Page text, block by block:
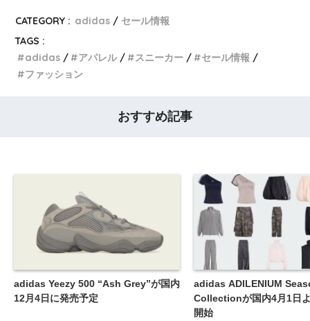
CATEGORY : adidas
セール情報
TAGS :
adidas
アパレル スニーカー
セール情報
ファッション
おすすめ記事
adidas Yeezy 500 “Ash Grey”が国内
12月4日に発売予定
adidas ADILENIUM
Collectionが国内4月1日
開始